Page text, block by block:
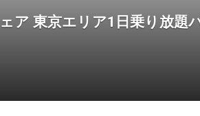
ェア 東京エリア1日乗り放